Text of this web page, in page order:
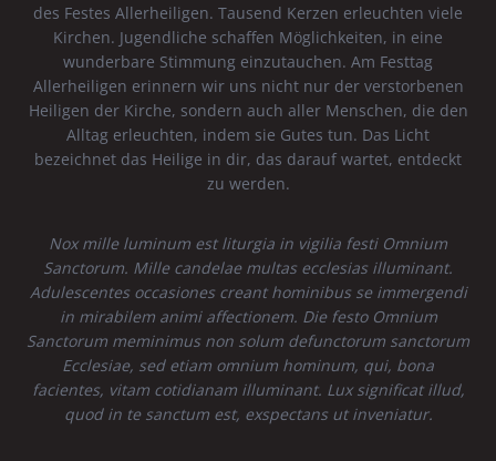
des Festes Allerheiligen. Tausend Kerzen erleuchten viele
Kirchen. Jugendliche schaffen Möglichkeiten, in eine
wunderbare Stimmung einzutauchen. Am Festtag
Allerheiligen erinnern wir uns nicht nur der verstorbenen
Heiligen der Kirche, sondern auch aller Menschen, die den
Alltag erleuchten, indem sie Gutes tun. Das Licht
bezeichnet das Heilige in dir, das darauf wartet, entdeckt
zu werden.
Nox mille luminum est liturgia in vigilia festi Omnium
Sanctorum. Mille candelae multas ecclesias illuminant.
Adulescentes occasiones creant hominibus se immergendi
in mirabilem animi affectionem. Die festo Omnium
Sanctorum meminimus non solum defunctorum sanctorum
Ecclesiae, sed etiam omnium hominum, qui, bona
facientes, vitam cotidianam illuminant. Lux significat illud,
quod in te sanctum est, exspectans ut inveniatur.